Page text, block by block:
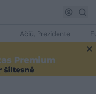
Ačiū, Prezidente